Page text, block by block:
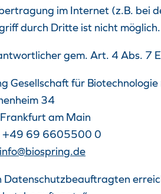
im Internet (z.B. bei
durch Dritte ist nicht möglich.
gem. Art. 4 Abs. 7
Gesellschaft für Biotechnologie
34
am Main
+49 69 6605500 0
info@biospring.de
Datenschutzbeauftragten